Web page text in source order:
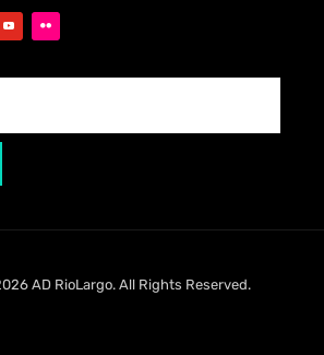
AD RioLargo. All Rights Reserved.